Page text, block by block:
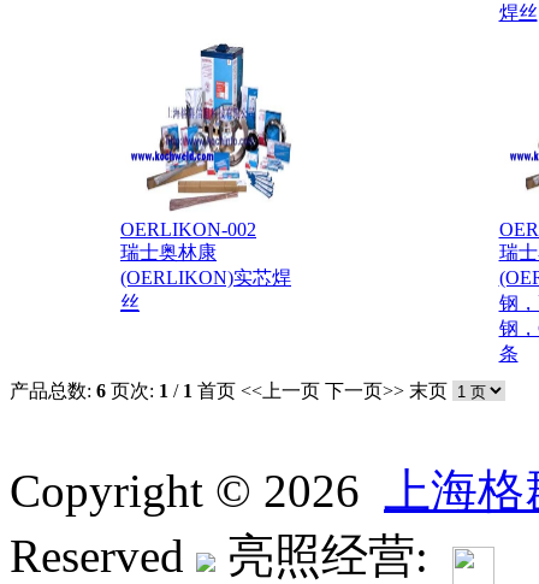
焊丝
OERLIKON-002
瑞士奥林康
(OERLIKON)实芯焊
丝
瑞
钢
钢
条
产品总数: 6 页次: 1 / 1 首页 <<上一页 下一页>> 末页
Copyright © 2026
上海
Reserved
亮照经营: